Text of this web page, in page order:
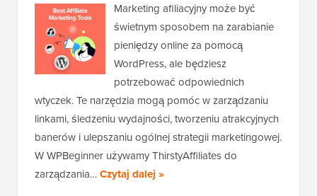
Marketing afiliacyjny może być
świetnym sposobem na zarabianie
pieniędzy online za pomocą
WordPress, ale będziesz
potrzebować odpowiednich
wtyczek. Te narzędzia mogą pomóc w zarządzaniu
linkami, śledzeniu wydajności, tworzeniu atrakcyjnych
banerów i ulepszaniu ogólnej strategii marketingowej.
W WPBeginner używamy ThirstyAffiliates do
zarządzania…Czytaj dalej »